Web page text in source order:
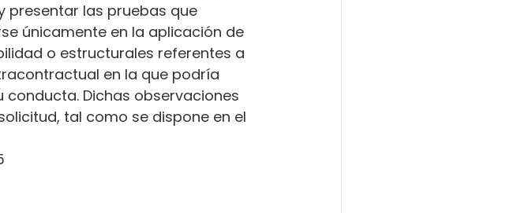
presentar las pruebas que
únicamente en la aplicación de
o estructurales referentes a
en la que podría
Dichas observaciones
tal como se dispone en el